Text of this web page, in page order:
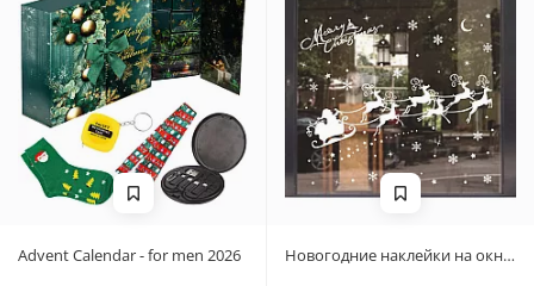
Advent Calendar - for men 2026
Новогодние наклейки на окна